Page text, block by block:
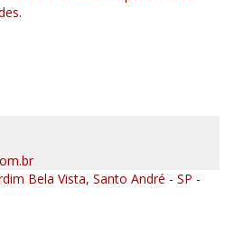
Bela Vista, Santo André - SP -